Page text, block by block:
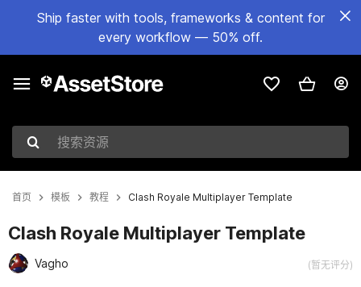
Ship faster with tools, frameworks & content for
every workflow — 50% off.
搜索资源
首页 模板 教程 Clash Royale Multiplayer Template
Clash Royale Multiplayer Template
Vagho (暂无评分)